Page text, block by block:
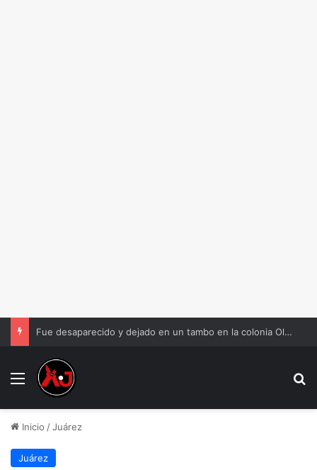
Fue desaparecido y dejado en un tambo en la colonia Olivia Espinoza
Menu
Inicio /Juárez
Juárez